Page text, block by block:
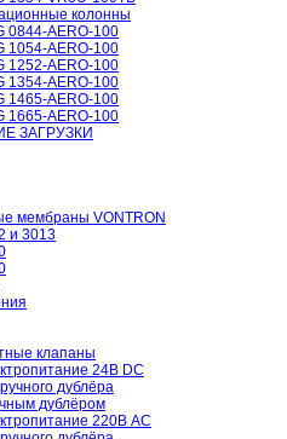
колонны
0844-AERO-100
1054-AERO-100
1252-AERO-100
1354-AERO-100
1465-AERO-100
1665-AERO-100
ЗАГРУЗКИ
мембраны VONTRON
и 3013
клапаны
24В DC
дублёра
дублёром
220В AC